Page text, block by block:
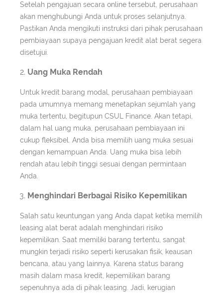
Setelah pengajuan secara online tersebut, perusahaan
akan menghubungi Anda untuk proses selanjutnya.
Pastikan Anda mengikuti instruksi dari pihak perusahaan
pembiayaan supaya pengajuan kredit alat berat segera
disetujui.
Uang Muka Rendah
Untuk kredit barang modal, perusahaan pembiayaan
pada umumnya memang menetapkan sejumlah yang
muka tertentu, begitupun CSUL Finance. Akan tetapi,
dalam hal uang muka, perusahaan pembiayaan ini
cukup fleksibel. Anda bisa memilih uang muka sesuai
dengan kemampuan Anda. Uang muka bisa lebih
rendah atau lebih tinggi sesuai dengan permintaan
Anda.
Menghindari Berbagai Risiko Kepemilikan
Salah satu keuntungan yang Anda dapat ketika memilih
leasing alat berat adalah menghindari risiko
kepemilikan. Saat memiliki barang tertentu, sangat
mungkin terjadi risiko seperti kerusakan fisik, keausan
bencana, atau yang lainnya. Karena status barang
masih dalam masa kredit, kepemilikan barang
sepenuhnya ada di pihak leasing. Jadi, kerugian